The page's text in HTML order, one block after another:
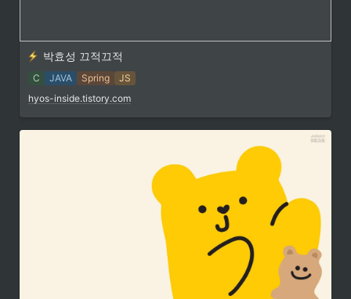
박효성 끄적끄적
C JAVA Spring
JS
hyos-inside.tistory.com